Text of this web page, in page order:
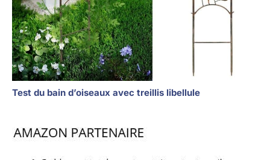
Test du bain d’oiseaux avec treillis libellule